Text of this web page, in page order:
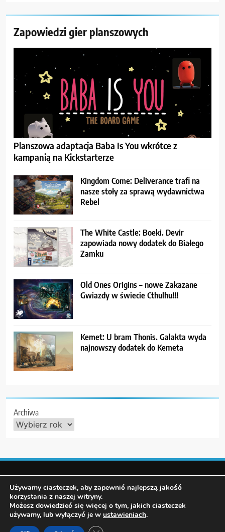
Zapowiedzi gier planszowych
Planszowa adaptacja Baba Is You wkrótce z
kampanią na Kickstarterze
Kingdom Come: Deliverance trafi na
nasze stoły za sprawą wydawnictwa
Rebel
The White Castle: Boeki. Devir
zapowiada nowy dodatek do Białego
Zamku
Old Ones Origins – nowe Zakazane
Gwiazdy w świecie Cthulhu!!!
Kemet: U bram Thonis. Galakta wyda
najnowszy dodatek do Kemeta
Archiwa
Używamy ciasteczek, aby zapewnić najlepszą jakość
korzystania z naszej witryny.
Możesz dowiedzieć się więcej o tym, jakich ciasteczek
używamy, lub wyłączyć je w ustawieniach.